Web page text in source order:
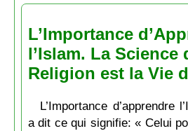
L’Importance
l’Islam. La Science
Religion est la Vie
L’Importance d’apprendre
a dit ce qui signifie: « Celui